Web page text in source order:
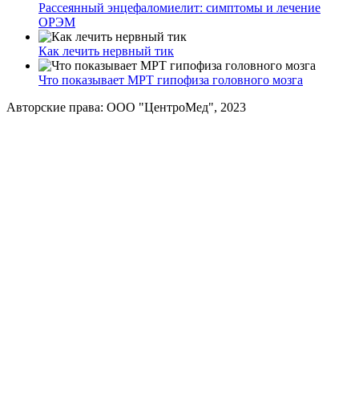
Рассеянный энцефаломиелит: симптомы и лечение
ОРЭМ
Как лечить нервный тик
Что показывает МРТ гипофиза головного мозга
Авторские права: ООО "ЦентроМед", 2023